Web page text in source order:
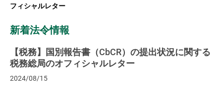
フィシャルレター
新着法令情報
【税務】国別報告書（CbCR）の提出状況に関する
税務総局のオフィシャルレター
2024/08/15